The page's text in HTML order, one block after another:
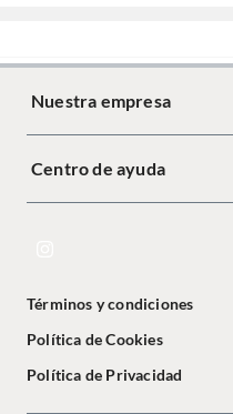
Nuestra empresa
Centro de ayuda
Términos y condiciones
Política de Cookies
Política de Privacidad